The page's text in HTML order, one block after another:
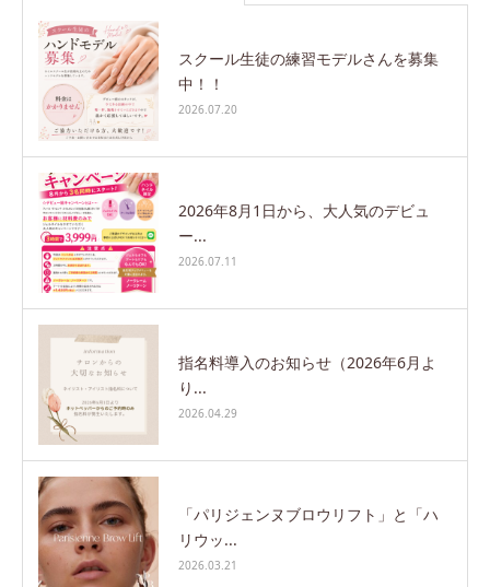
スクール生徒の練習モデルさんを募集
中！！
2026.07.20
2026年8月1日から、大人気のデビュ
ー...
2026.07.11
指名料導入のお知らせ（2026年6月よ
り...
2026.04.29
「パリジェンヌブロウリフト」と「ハ
リウッ...
2026.03.21